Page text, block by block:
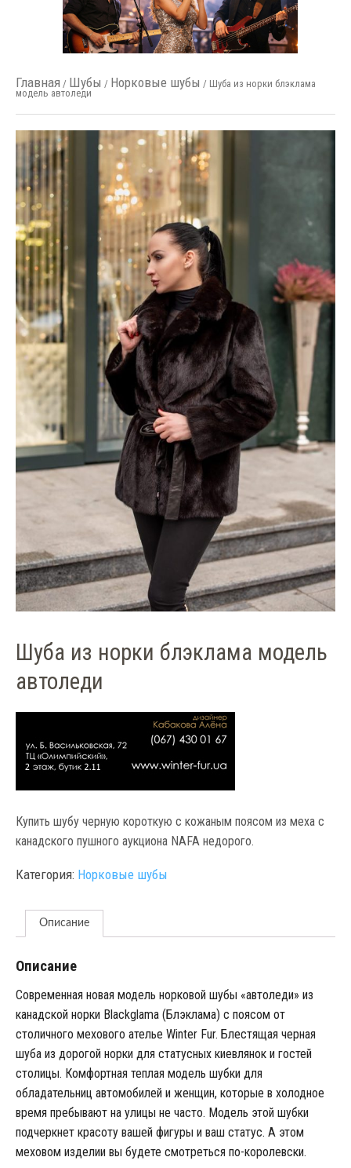
Главная / Шубы / Норковые шубы / Шуба из норки блэклама
модель автоледи
Шуба из норки блэклама модель
автоледи
Купить шубу черную короткую с кожаным поясом из меха с
канадского пушного аукциона NAFA недорого.
Категория: Норковые шубы
Описание
Описание
Современная новая модель норковой шубы «автоледи» из
канадской норки Blackglama (Блэклама) с поясом от
столичного мехового ателье Winter Fur. Блестящая черная
шуба из дорогой норки для статусных киевлянок и гостей
столицы. Комфортная теплая модель шубки для
обладательниц автомобилей и женщин, которые в холодное
время пребывают на улицы не часто. Модель этой шубки
подчеркнет красоту вашей фигуры и ваш статус. А этом
меховом изделии вы будете смотреться по-королевски.